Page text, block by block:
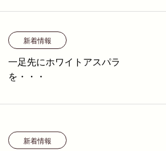
新着情報
一足先にホワイトアスパラ
を・・・
新着情報